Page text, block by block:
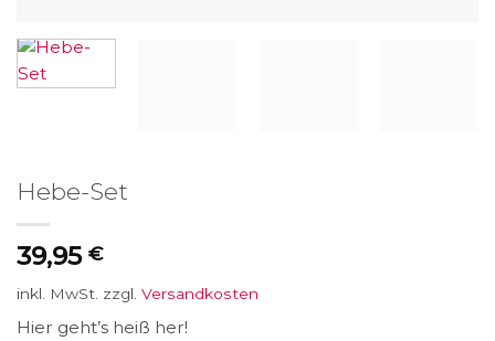
Hebe-Set
39,95 €
inkl. MwSt. zzgl. Versandkosten
Hier geht’s heiß her!